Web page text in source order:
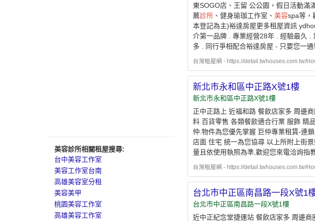
美容診所相關租屋搜尋:
台中美容工作室
美容工作室台南
高雄美容室分租
美容美甲
桃園美容工作室
高雄美容工作室
東SOGO店、王留 公公園，假日活動
薦診所 、健身瑜珈工作室、 美容spa等，
本登記為主)裕達房屋更多租屋資訊
介第一品牌 . 專業經營28年 . 經驗最久 .
多 . 同行爭相配合裕達房屋 - 只要您一
台灣租屋網 - https://detail.twhouses.com.tw/
新北市永和區中正路X號1樓
新北市永和區中正路X號1樓
正中正路上 近福和路 餐飲店家多 周邊
料 百貨零售 各類餐飲適合行業 服飾 精
仲.物件為您優先掌握 巨仲專業租賃-連
店面 住宅 統一為您協尋 以上所附上街
量且依使用執照為準,歡迎您來電洽詢指
台灣租屋網 - https://detail.twhouses.com.tw/
台北市中正區南昌路一段X號1
台北市中正區南昌路一段X號1樓
近中正紀念堂捷運站 餐飲店家多 周邊